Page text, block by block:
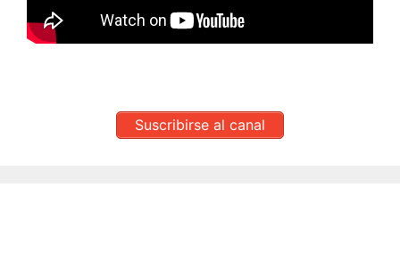
Suscribirse al canal